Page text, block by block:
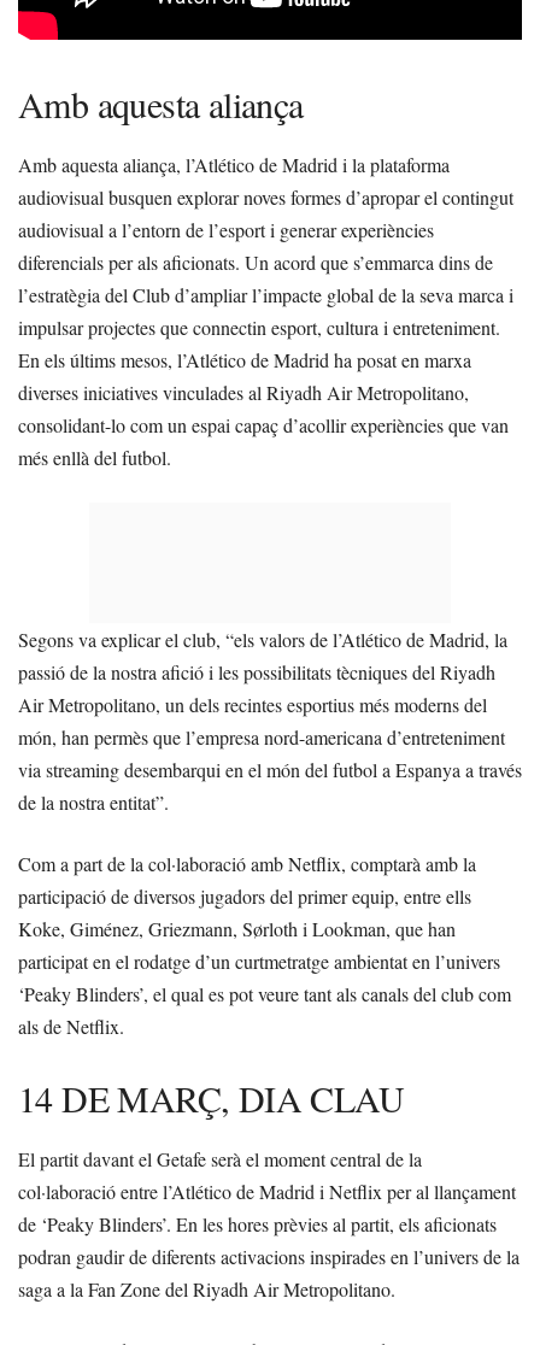
Amb aquesta aliança
Amb aquesta aliança, l’Atlético de Madrid i la plataforma
audiovisual busquen explorar noves formes d’apropar el contingut
audiovisual a l’entorn de l’esport i generar experiències
diferencials per als aficionats. Un acord que s’emmarca dins de
l’estratègia del Club d’ampliar l’impacte global de la seva marca i
impulsar projectes que connectin esport, cultura i entreteniment.
En els últims mesos, l’Atlético de Madrid ha posat en marxa
diverses iniciatives vinculades al Riyadh Air Metropolitano,
consolidant-lo com un espai capaç d’acollir experiències que van
més enllà del futbol.
Segons va explicar el club, “els valors de l’Atlético de Madrid, la
passió de la nostra afició i les possibilitats tècniques del Riyadh
Air Metropolitano, un dels recintes esportius més moderns del
món, han permès que l’empresa nord-americana d’entreteniment
via streaming desembarqui en el món del futbol a Espanya a través
de la nostra entitat”.
Com a part de la col·laboració amb Netflix, comptarà amb la
participació de diversos jugadors del primer equip, entre ells
Koke, Giménez, Griezmann, Sørloth i Lookman, que han
participat en el rodatge d’un curtmetratge ambientat en l’univers
‘Peaky Blinders’, el qual es pot veure tant als canals del club com
als de Netflix.
14 DE MARÇ, DIA CLAU
El partit davant el Getafe serà el moment central de la
col·laboració entre l’Atlético de Madrid i Netflix per al llançament
de ‘Peaky Blinders’. En les hores prèvies al partit, els aficionats
podran gaudir de diferents activacions inspirades en l’univers de la
saga a la Fan Zone del Riyadh Air Metropolitano.